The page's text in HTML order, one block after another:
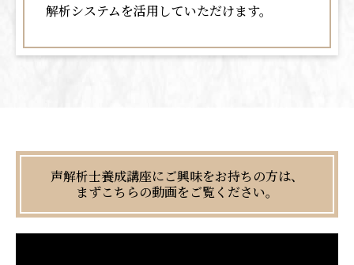
解析システムを活用していただけます。
声解析士養成講座にご興味をお持ちの方は、
まずこちらの動画をご覧ください。